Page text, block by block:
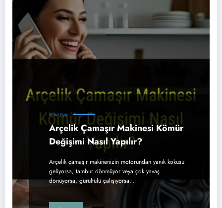
BEYAZ EŞYA
Arçelik Çamaşır Makinesi Kömür
Değişimi Nasıl Yapılır?
Arçelik çamaşır makinenizin motorundan yanık kokusu
geliyorsa, tambur dönmüyor veya çok yavaş
dönüyorsa, gürültülü çalışıyorsa…